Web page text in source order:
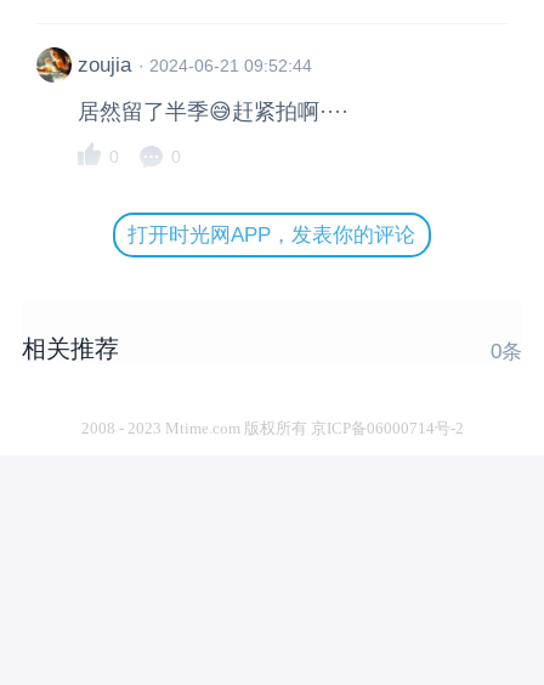
zoujia · 2024-06-21 09:52:44
居然留了半季😅赶紧拍啊····
0 0
打开时光网APP，发表你的评论
相关推荐 0条
2008 - 2023 Mtime.com 版权所有 京ICP备06000714号-2